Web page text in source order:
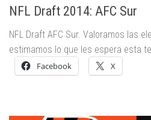
NFL Draft 2014: AFC Sur
NFL Draft AFC Sur. Valoramos las
estimamos lo que les espera esta
Facebook X